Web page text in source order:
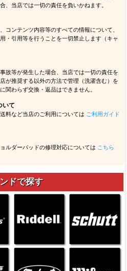
、当店では一切の責任を負いかねます。
コンテンツ内容等のすべての情報について、
・引用等を行うことを一切禁止します（キャ
故等が発生した場合、当店では一切の責任を
が推奨する以外の方法で管理（洗濯含む）を
関わらず交換・返品はできません。
いて
料など当店のご利用については ご利用ガイド
ルダーパッドの修理対応については こちら
ドで探す